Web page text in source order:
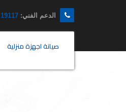
الدعم الفني: 19117
صيانة اجهزة منزلية